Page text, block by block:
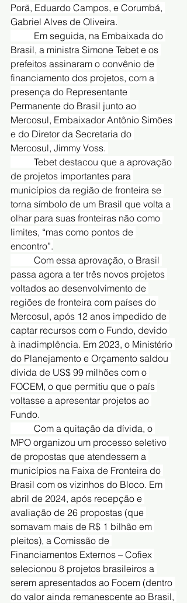
Porã, Eduardo Campos, e Corumbá,
Gabriel Alves de Oliveira.
Brasil, a ministra Simone Tebet e os
prefeitos assinaram o convênio de
financiamento dos projetos, com a
presença do Representante
Permanente do Brasil junto ao
Mercosul, Embaixador Antônio Simões
e do Diretor da Secretaria do
Mercosul, Jimmy Voss.
de projetos importantes para
municípios da região de fronteira se
torna símbolo de um Brasil que volta a
olhar para suas fronteiras não como
limites, “mas como pontos de
encontro”.
passa agora a ter três novos projetos
voltados ao desenvolvimento de
regiões de fronteira com países do
Mercosul, após 12 anos impedido de
captar recursos com o Fundo, devido
à inadimplência. Em 2023, o Ministério
do Planejamento e Orçamento saldou
dívida de US$ 99 milhões com o
FOCEM, o que permitiu que o país
voltasse a apresentar projetos ao
Fundo.
MPO organizou um processo seletivo
de propostas que atendessem a
municípios na Faixa de Fronteira do
Brasil com os vizinhos do Bloco. Em
abril de 2024, após recepção e
avaliação de 26 propostas (que
somavam mais de R$ 1 bilhão em
pleitos), a Comissão de
Financiamentos Externos – Cofiex
selecionou 8 projetos brasileiros a
serem apresentados ao Focem (dentro
do valor ainda remanescente ao Brasil,